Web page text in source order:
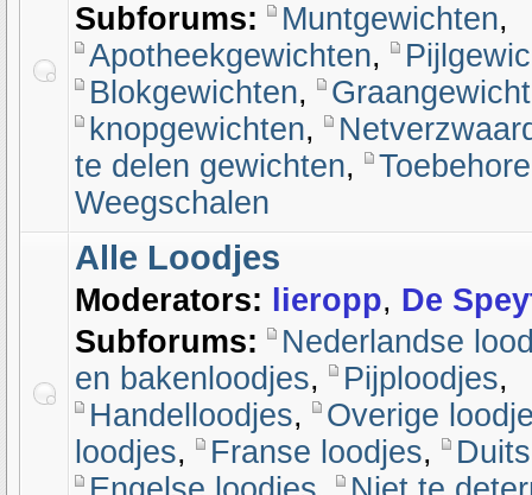
Subforums:
Muntgewichten,
Apotheekgewichten,
Blokgewichten,
knopgewichten,
te delen gewichten,
Weegschalen
Alle Loodjes
Moderators: lieropp, De
Subforums:
Nederlandse
en bakenloodjes, Pijploodjes,
Handelloodjes,
Overige
loodjes, Franse loodjes,